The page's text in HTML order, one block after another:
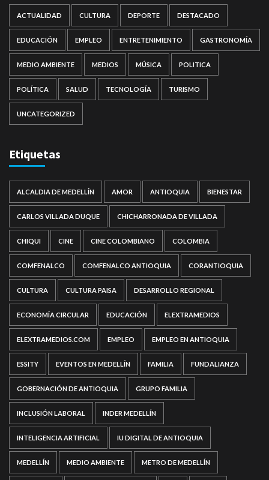
ACTUALIDAD CULTURA DEPORTE DESTACADO
EDUCACIÓN EMPLEO ENTRETENIMIENTO GASTRONOMÍA
MEDIO AMBIENTE MEDIOS MÚSICA POLITICA
POLÍTICA SALUD TECNOLOGÍA TURISMO
UNCATEGORIZED
Etiquetas
ALCALDIA DE MEDELLÍN AMOR ANTIOQUIA BIENESTAR
CARLOS VILLADA DUQUE CHICHARRONADA DE VILLADA
CHIQUI CINE CINE COLOMBIANO COLOMBIA
COMFENALCO COMFENALCO ANTIOQUIA CORANTIOQUIA
CULTURA CULTURA PAISA DESARROLLO REGIONAL
ECONOMÍA CIRCULAR EDUCACIÓN ELEXTRAMEDIOS
ELEXTRAMEDIOS.COM EMPLEO EMPLEO EN ANTIOQUIA
ESSITY EVENTOS EN MEDELLÍN FAMILIA FUNDALIANZA
GOBERNACIÓN DE ANTIOQUIA GRUPO FAMILIA
INCLUSIÓN LABORAL INDER MEDELLÍN
INTELIGENCIA ARTIFICIAL IU DIGITAL DE ANTIOQUIA
MEDELLÍN MEDIO AMBIENTE METRO DE MEDELLÍN